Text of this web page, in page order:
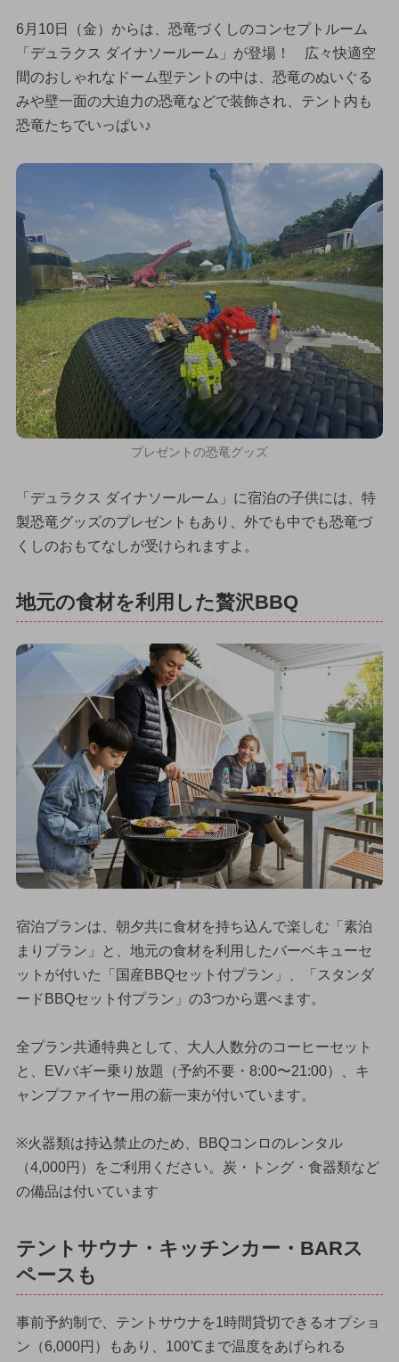
6月10日（金）からは、恐竜づくしのコンセプトルーム
「デュラクス ダイナソールーム」が登場！ 広々快適空
間のおしゃれなドーム型テントの中は、恐竜のぬいぐる
みや壁一面の大迫力の恐竜などで装飾され、テント内も
恐竜たちでいっぱい♪
プレゼントの恐竜グッズ
「デュラクス ダイナソールーム」に宿泊の子供には、特
製恐竜グッズのプレゼントもあり、外でも中でも恐竜づ
くしのおもてなしが受けられますよ。
地元の食材を利用した贅沢BBQ
宿泊プランは、朝夕共に食材を持ち込んで楽しむ「素泊
まりプラン」と、地元の食材を利用したバーベキューセ
ットが付いた「国産BBQセット付プラン」、「スタンダ
ードBBQセット付プラン」の3つから選べます。
全プラン共通特典として、大人人数分のコーヒーセット
と、EVバギー乗り放題（予約不要・8:00〜21:00）、キ
ャンプファイヤー用の薪一束が付いています。
※火器類は持込禁止のため、BBQコンロのレンタル
（4,000円）をご利用ください。炭・トング・食器類など
の備品は付いています
テントサウナ・キッチンカー・BARス
ペースも
事前予約制で、テントサウナを1時間貸切できるオプショ
ン（6,000円）もあり、100℃まで温度をあげられる